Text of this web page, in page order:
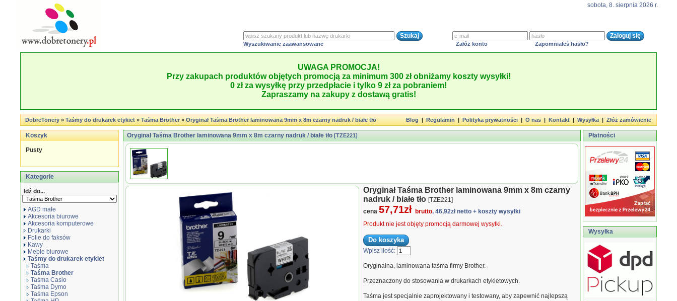
sobota, 8. sierpnia 2026 r.
Wyszukiwanie zaawansowane Załóż konto Zapomniałeś hasło?
UWAGA PROMOCJA!
Przy zakupach produktów objętych promocją za minimum 300 zł obniżamy koszty wysyłki!
0 zł za wysyłkę przy przedpłacie i tylko 9 zł za pobraniem!
Zapraszamy na zakupy z dostawą gratis!
DobreTonery»Taśmy do drukarek etykiet»Taśma Brother»Oryginał Taśma Brother laminowana 9mm x 8m czarny nadruk / białe tło Blog|Regulamin|Polityka prywatności|O nas|Kontakt|Wysyłka|Złóż zamówienie
Koszyk
Pusty
Kategorie
Idź do...
AGD małe
Akcesoria biurowe
Akcesoria komputerowe
Drukarki
Folie do faksów
Kawy
Meble biurowe
Taśmy do drukarek etykiet
Taśma
Taśma Brother
Taśma Casio
Taśma Dymo
Taśma Epson
Oryginał Taśma Brother laminowana 9mm x 8m czarny nadruk / białe tło [TZE221]
Oryginał Taśma Brother laminowana 9mm x 8m czarny
nadruk / białe tło [TZE221]
cena 57,71zł brutto, 46,92zł netto + koszty wysyłki
Produkt nie jest objęty promocją darmowej wysyłki.
Wpisz ilość:
Oryginalna, laminowana taśma firmy Brother.
Przeznaczony do stosowania w drukarkach etykietowych.
Taśma jest specjalnie zaprojektowany i testowany, aby zapewnić najlepszą
Płatności
Wysyłka